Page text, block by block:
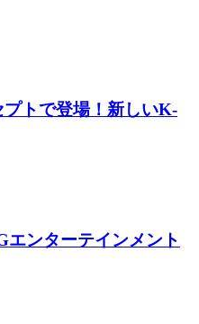
トで登場！新しいK-
ンターテインメント